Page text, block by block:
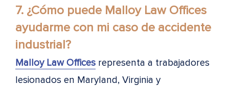
7. ¿Cómo puede Malloy Law Offices
ayudarme con mi caso de accidente
industrial?
Malloy Law Offices representa a trabajadores
lesionados en Maryland, Virginia y